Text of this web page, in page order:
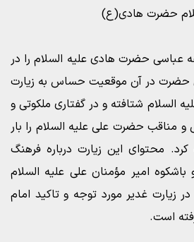
کلام حضرت هادی(ع)
عباسی حضرت هادی علیه السلام را در
حضرت در آن موقعیت حساس به زیارت
السلام شتافته و در گفتاری ملکوتی و
و مناقب حضرت علی علیه السلام را بار
محتوای این زیارت درباره فرهنگ
امیر مؤمنان علی علیه السلام
غدیر مورد توجه و تاکید امام
است.